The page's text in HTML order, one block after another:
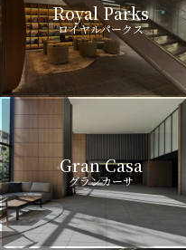
Royal Parks
ロイヤルパークス
Gran Casa
グランカーサ